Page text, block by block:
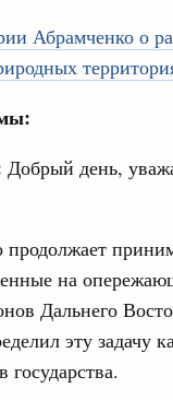
Абрамченко о
Добрый день,
продолжает
на
Дальнего
эту задачу
государства.
под
200
для
Кравцов и
открытий»